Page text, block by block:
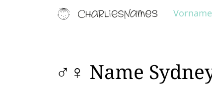
♂♀ Name